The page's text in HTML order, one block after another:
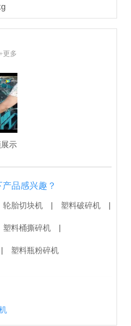
+更多
示
品感兴趣？
轮胎切块机 塑料破碎机
塑料桶撕碎机
塑料瓶粉碎机